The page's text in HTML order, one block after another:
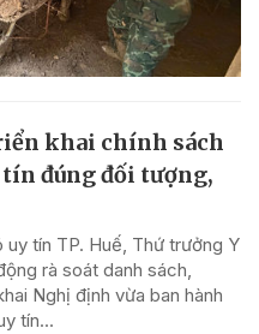
khai chính sách
đúng đối tượng,
tín TP. Huế, Thứ trưởng Y
rà soát danh sách,
Nghị định vừa ban hành
tín...